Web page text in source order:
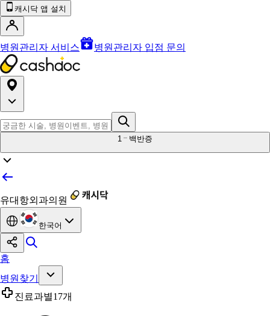
캐시닥 앱 설치
병원관리자 서비스 병원관리자 입점 문의
1 백반증
유대항외과의원
한국어
홈
병원찾기
진료과별17개